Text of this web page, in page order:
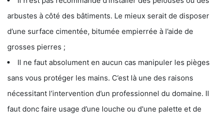
arbustes à côté des bâtiments. Le mieux serait de disposer
d’une surface cimentée, bitumée empierrée à l’aide de
grosses pierres ;
Il ne faut absolument en aucun cas manipuler les pièges
sans vous protéger les mains. C’est là une des raisons
nécessitant l’intervention d’un professionnel du domaine. Il
faut donc faire usage d’une louche ou d'une palette et de